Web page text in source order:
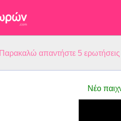
Παρακαλώ απαντήστε 5
Νέο